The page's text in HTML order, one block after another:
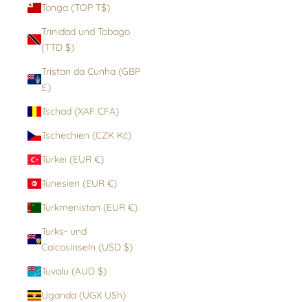
Tonga (TOP T$)
Trinidad und Tobago
(TTD $)
Tristan da Cunha (GBP
£)
Tschad (XAF CFA)
Tschechien (CZK Kč)
Türkei (EUR €)
Tunesien (EUR €)
Turkmenistan (EUR €)
Turks- und
Caicosinseln (USD $)
Tuvalu (AUD $)
Uganda (UGX USh)